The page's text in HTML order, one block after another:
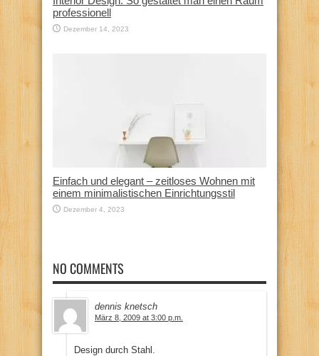
professionell
Dezember 14, 2023
Einfach und elegant – zeitloses Wohnen mit
einem minimalistischen Einrichtungsstil
Dezember 4, 2023
NO COMMENTS
dennis knetsch
März 8, 2009 at 3:00 p.m.
Design durch Stahl.